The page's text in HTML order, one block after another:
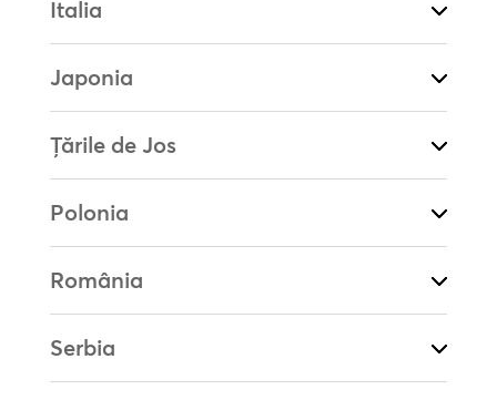
Italia
Japonia
Țările de Jos
Polonia
România
Serbia